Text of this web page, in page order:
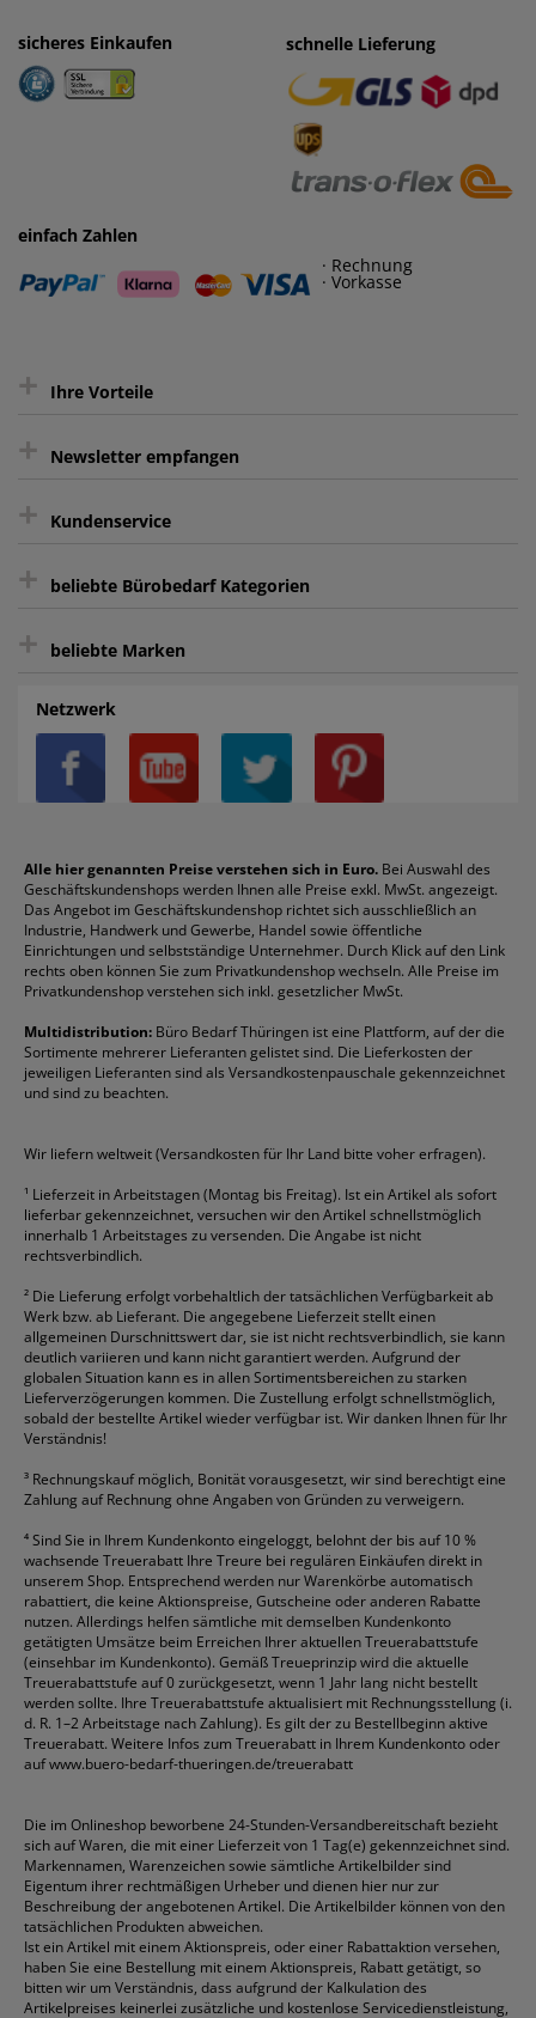
sicheres Einkaufen einfaches Zahlen
· Rechnung
· Vorkasse
schnelle Lieferung
einfach Zahlen
· Rechnung
· Vorkasse
+ Ihre Vorteile
Kauf auf Rechnung³
sicher Shoppen durch SSL
intelligentes Kundenkonto
+ Newsletter empfangen
Sie können sich zu jeder Zeit abmelden.
+ Kundenservice
Kontakt
FAQ
AGB
Datenschutz
Privatsphäre-Einstellungen
Über uns
Reklamation / Retouren
Vertrag widerrufen (Privatkunden)
Rabatte & Aktionen
+ beliebte Bürobedarf Kategorien
Aktenvernichter
Batterien
Bleistifte
Blöcke
Boardmarker
Briefumschläge
Druckerpatronen
Etiketten
Fineliner
Folienschreiber
Formulare
Gelschreiber
Geschäftsbücher
Heftstreifen
Kaffee
Klebeband
Klemmmappen
Kopierpapier
Korrekturmittel
Kugelschreiber
Mappen
Ordner
Packband
Permanentmarker
Radiergummis
Schnellhefter
Sichthüllen
Taschenrechner
Textmarker
Tintenroller
Tintenpatronen
Toilettenpapier
Toner
Versandmaterial
Versandtaschen
+ beliebte Marken
Alco
Avery/Zweckform
Canon
Durable
DYMO
Edding
Esselte
Faber-Castell
Fellowes
Franken
Fripa
HP
Leitz
Läufer
Melitta
Pentel
Pelikan
Pilot
Pritt
Schneider
Stabilo
Staedtler
alle Marken anzeigen
Netzwerk
Alle hier genannten Preise verstehen sich in Euro. Bei Auswahl des
Geschäftskundenshops werden Ihnen alle Preise exkl. MwSt. angezeigt.
Das Angebot im Geschäftskundenshop richtet sich ausschließlich an
Industrie, Handwerk und Gewerbe, Handel sowie öffentliche
Einrichtungen und selbstständige Unternehmer. Durch Klick auf den Link
rechts oben können Sie zum Privatkundenshop wechseln. Alle Preise im
Privatkundenshop verstehen sich inkl. gesetzlicher MwSt.
Multidistribution: Büro Bedarf Thüringen ist eine Plattform, auf der die
Sortimente mehrerer Lieferanten gelistet sind. Die Lieferkosten der
jeweiligen Lieferanten sind als Versandkostenpauschale gekennzeichnet
und sind zu beachten.
Wir liefern weltweit (Versandkosten für Ihr Land bitte voher erfragen).
¹ Lieferzeit in Arbeitstagen (Montag bis Freitag). Ist ein Artikel als sofort
lieferbar gekennzeichnet, versuchen wir den Artikel schnellstmöglich
innerhalb 1 Arbeitstages zu versenden. Die Angabe ist nicht
rechtsverbindlich.
² Die Lieferung erfolgt vorbehaltlich der tatsächlichen Verfügbarkeit ab
Werk bzw. ab Lieferant. Die angegebene Lieferzeit stellt einen
allgemeinen Durschnittswert dar, sie ist nicht rechtsverbindlich, sie kann
deutlich variieren und kann nicht garantiert werden. Aufgrund der
globalen Situation kann es in allen Sortimentsbereichen zu starken
Lieferverzögerungen kommen. Die Zustellung erfolgt schnellstmöglich,
sobald der bestellte Artikel wieder verfügbar ist. Wir danken Ihnen für Ihr
Verständnis!
³ Rechnungskauf möglich, Bonität vorausgesetzt, wir sind berechtigt eine
Zahlung auf Rechnung ohne Angaben von Gründen zu verweigern.
⁴Sind Sie in Ihrem Kundenkonto eingeloggt, belohnt der bis auf 10 %
wachsende Treuerabatt Ihre Treure bei regulären Einkäufen direkt in
unserem Shop. Entsprechend werden nur Warenkörbe automatisch
rabattiert, die keine Aktionspreise, Gutscheine oder anderen Rabatte
nutzen. Allerdings helfen sämtliche mit demselben Kundenkonto
getätigten Umsätze beim Erreichen Ihrer aktuellen Treuerabattstufe
(einsehbar im Kundenkonto). Gemäß Treueprinzip wird die aktuelle
Treuerabattstufe auf 0 zurückgesetzt, wenn 1 Jahr lang nicht bestellt
werden sollte. Ihre Treuerabattstufe aktualisiert mit Rechnungsstellung (i.
d. R. 1–2 Arbeitstage nach Zahlung). Es gilt der zu Bestellbeginn aktive
Treuerabatt. Weitere Infos zum Treuerabatt in Ihrem Kundenkonto oder
aufwww.buero-bedarf-thueringen.de/treuerabatt
Die im Onlineshop beworbene 24-Stunden-Versandbereitschaft bezieht
sich auf Waren, die mit einer Lieferzeit von 1 Tag(e) gekennzeichnet sind.
Markennamen, Warenzeichen sowie sämtliche Artikelbilder sind
Eigentum ihrer rechtmäßigen Urheber und dienen hier nur zur
Beschreibung der angebotenen Artikel. Die Artikelbilder können von den
tatsächlichen Produkten abweichen.
Ist ein Artikel mit einem Aktionspreis, oder einer Rabattaktion versehen,
haben Sie eine Bestellung mit einem Aktionspreis, Rabatt getätigt, so
bitten wir um Verständnis, dass aufgrund der Kalkulation des
Artikelpreises keinerlei zusätzliche und kostenlose Servicedienstleistung,